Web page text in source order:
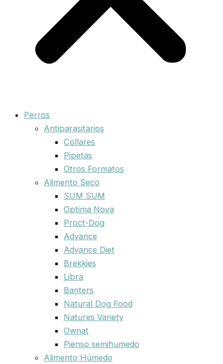
Perros
Antiparasitarios
Collares
Pipetas
Otros Formatos
Alimento Seco
SUM SUM
Optima Nova
Proct-Dog
Advance
Advance Diet
Brekkies
Libra
Banters
Natural Dog Food
Natures Variety
Ownat
Pienso semihumedo
Alimento Húmedo